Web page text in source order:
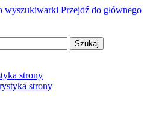
wyszukiwarki Przejdź do głównego